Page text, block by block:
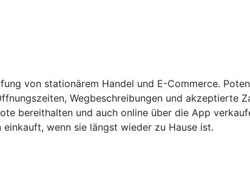
von stationärem Handel und E-Commerce.
Wegbeschreibungen und akzeptierte
bereithalten und auch online über die App
wenn sie längst wieder zu Hause ist.